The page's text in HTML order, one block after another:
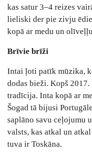
kas satur 3–4 reizes
lieliski der pie zivju
kopā ar medu un
Brīvie brīži
Intai ļoti patīk mūzika,
dodas bieži. Kopš
tradīcija. Inta kopā ar
Šogad tā bijusi
saplāno savu ceļojumu
valsts, kas atkal un
tuva ir Toskāna.